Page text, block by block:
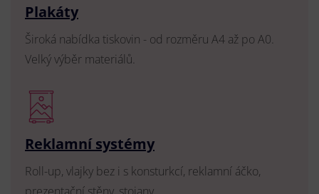
Plakáty
Široká nabídka tiskovin - od rozměru A4 až po A0.
Velký výběr materiálů.
Reklamní systémy
Roll-up, vlajky bez i s konsturkcí, reklamní áčko,